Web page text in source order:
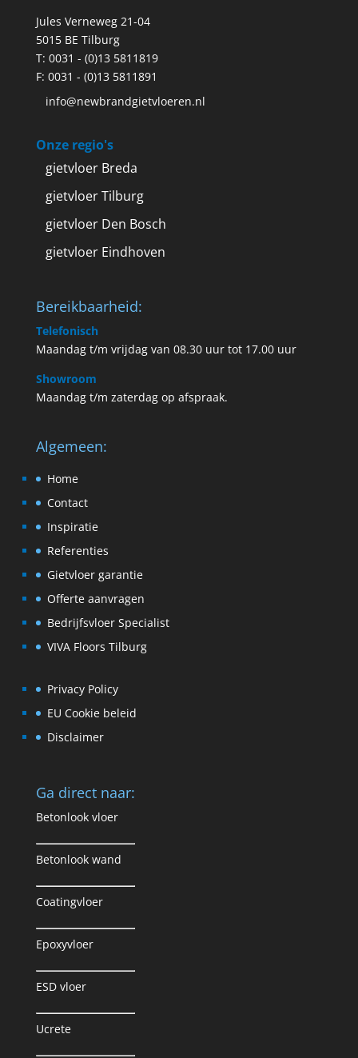
Jules Verneweg 21-04
5015 BE Tilburg
T: 0031 - (0)13 5811819
F: 0031 - (0)13 5811891
info@newbrandgietvloeren.nl
Onze regio's
gietvloer Breda
gietvloer Tilburg
gietvloer Den Bosch
gietvloer Eindhoven
Bereikbaarheid:
Telefonisch
Maandag t/m vrijdag van 08.30 uur tot 17.00 uur
Showroom
Maandag t/m zaterdag op afspraak.
Algemeen:
Home
Contact
Inspiratie
Referenties
Gietvloer garantie
Offerte aanvragen
Bedrijfsvloer Specialist
VIVA Floors Tilburg
Privacy Policy
EU Cookie beleid
Disclaimer
Ga direct naar:
Betonlook vloer
Betonlook wand
Coatingvloer
Epoxyvloer
ESD vloer
Ucrete